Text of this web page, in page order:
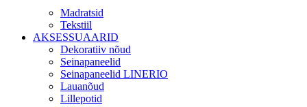
Madratsid
Tekstiil
AKSESSUAARID
Dekoratiiv nõud
Seinapaneelid
Seinapaneelid LINERIO
Lauanõud
Lillepotid